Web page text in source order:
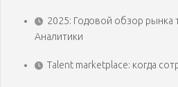
2025: Годовой обзор рынка
Аналитики
Talent marketplace: когда